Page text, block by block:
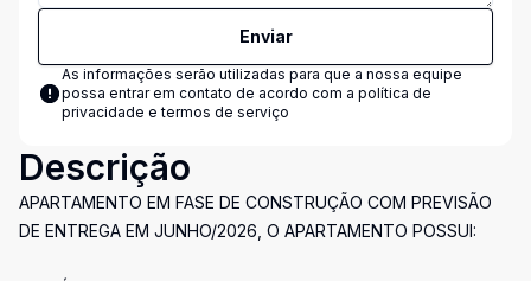
Enviar
As informações serão utilizadas para que a nossa equipe
possa entrar em contato de acordo com a política de
privacidade e termos de serviço
Descrição
APARTAMENTO EM FASE DE CONSTRUÇÃO COM PREVISÃO
DE ENTREGA EM JUNHO/2026, O APARTAMENTO POSSUI: